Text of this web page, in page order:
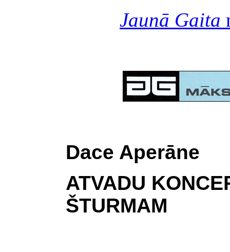
Jaunā Gaita
Dace Aperāne
ATVADU
ŠTURMAM